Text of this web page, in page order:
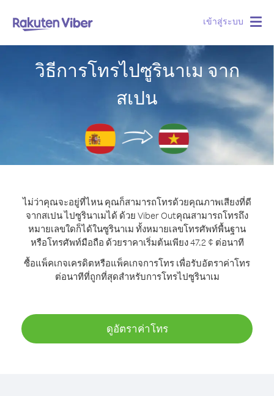
เข้าสู่ระบบ
วิธีการโทรไปซูรินาเม จาก
สเปน
ไม่ว่าคุณจะอยู่ที่ไหน คุณก็สามารถโทรด้วยคุณภาพเสียงที่ดี
จากสเปน ไปซูรินาเมได้ ด้วย Viber Outคุณสามารถโทรถึง
หมายเลขใดก็ได้ในซูรินาเม ทั้งหมายเลขโทรศัพท์พื้นฐาน
หรือโทรศัพท์มือถือ ด้วยราคาเริ่มต้นเพียง 47.2 ¢ ต่อนาที
ซื้อแพ็คเกจเครดิตหรือแพ็คเกจการโทร เพื่อรับอัตราค่าโทร
ต่อนาทีที่ถูกที่สุดสำหรับการโทรไปซูรินาเม
ดูอัตราค่าโทร